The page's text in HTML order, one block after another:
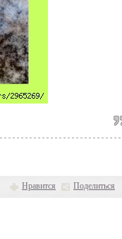
Нравится Поделиться